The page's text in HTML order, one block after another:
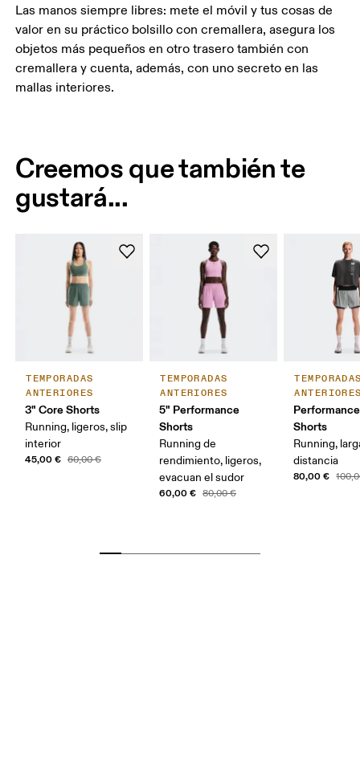
Las manos siempre libres: mete el móvil y tus cosas de
valor en su práctico bolsillo con cremallera, asegura los
objetos más pequeños en otro trasero también con
cremallera y cuenta, además, con uno secreto en las
mallas interiores.
Creemos que también te
gustará...
TEMPORADAS
ANTERIORES
3" Core Shorts
Running, ligeros, slip
interior
45,00 € 60,00 €
TEMPORADAS
ANTERIORES
5" Performance
Shorts
Running de
rendimiento, ligeros,
evacuan el sudor
60,00 € 80,00 €
Shorts
Running,
distancia
80,00 €